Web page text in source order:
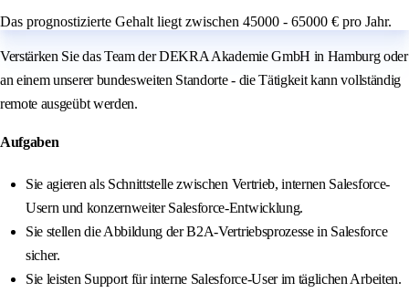
Das prognostizierte Gehalt liegt zwischen 45000 - 65000 € pro Jahr.
Verstärken Sie das Team der DEKRA Akademie GmbH in Hamburg oder
an einem unserer bundesweiten Standorte - die Tätigkeit kann vollständig
remote ausgeübt werden.
Aufgaben
Sie agieren als Schnittstelle zwischen Vertrieb, internen Salesforce-
Usern und konzernweiter Salesforce-Entwicklung.
Sie stellen die Abbildung der B2A-Vertriebsprozesse in Salesforce
sicher.
Sie leisten Support für interne Salesforce-User im täglichen Arbeiten.